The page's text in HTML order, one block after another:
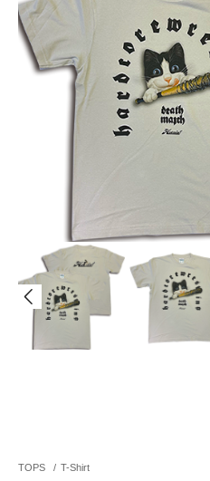
TOPS / T-Shirt